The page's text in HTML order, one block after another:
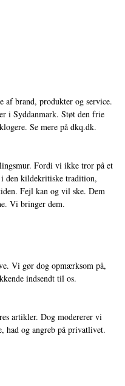
brand, produkter og service.
i Syddanmark. Støt den frie
Se mere på dkq.dk.
Fordi vi ikke tror på et
den kildekritiske tradition,
Fejl kan og vil ske. Dem
Vi bringer dem.
Vi gør dog opmærksom på,
indsendt til os.
artikler. Dog modererer vi
had og angreb på privatlivet.